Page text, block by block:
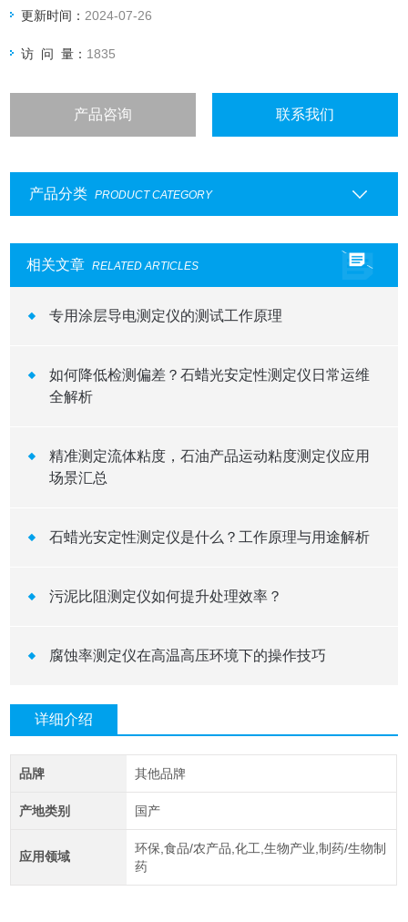
更新时间： 2024-07-26
访 问 量： 1835
产品咨询 联系我们
产品分类 PRODUCT CATEGORY
相关文章 RELATED ARTICLES
专用涂层导电测定仪的测试工作原理
如何降低检测偏差？石蜡光安定性测定仪日常运维
全解析
精准测定流体粘度，石油产品运动粘度测定仪应用
场景汇总
石蜡光安定性测定仪是什么？工作原理与用途解析
污泥比阻测定仪如何提升处理效率？
腐蚀率测定仪在高温高压环境下的操作技巧
详细介绍
品牌 其他品牌
产地类别 国产
应用领域
环保,食品/农产品,化工,生物产业,制药/生物制
药